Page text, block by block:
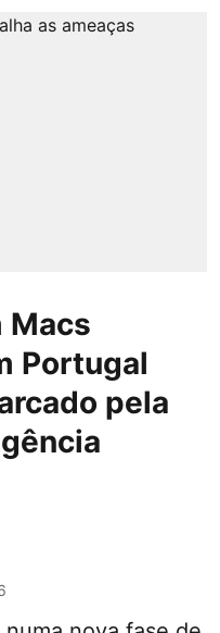
Macs
Portugal
pela